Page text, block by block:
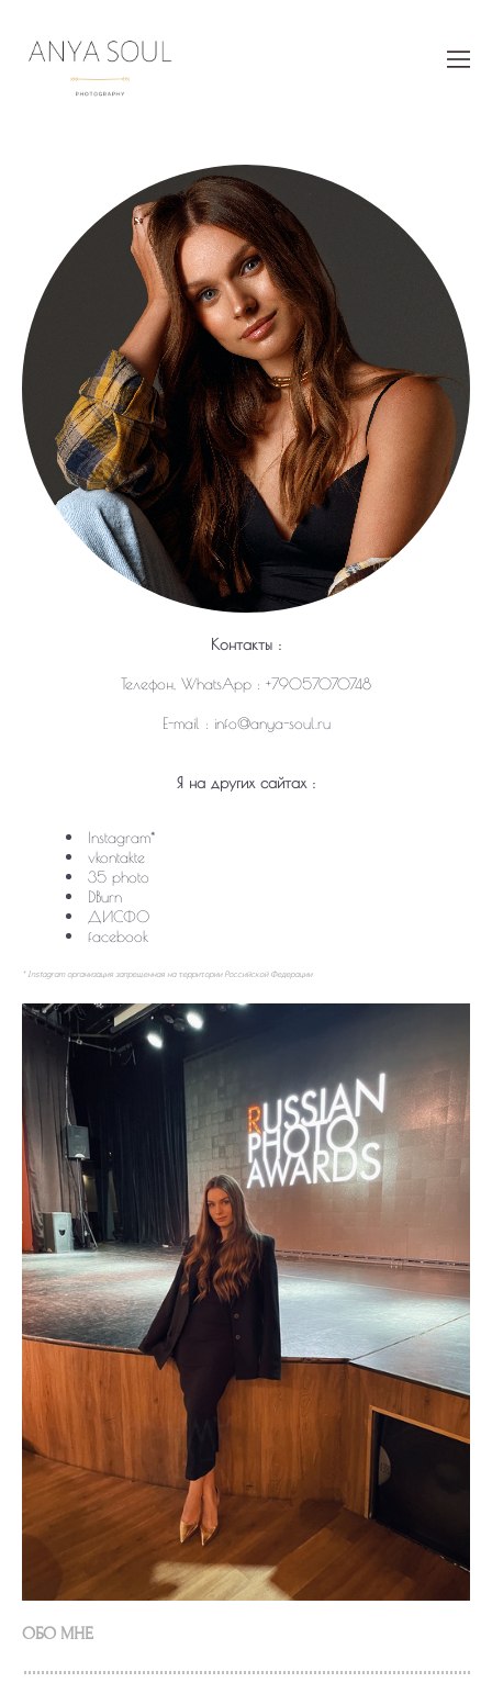
Контакты :
Телефон, WhatsApp : +79057070748
E-mail : info@anya-soul.ru
Я на других сайтах :
Instagram*
vkontakte
35 photo
DBurn
ДИСФО
facebook
* Instagram организация запрещенная на территории Российской Федерации
ОБО МНЕ